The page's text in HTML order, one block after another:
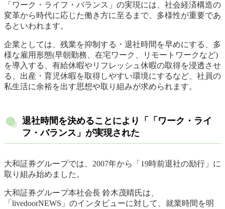
「ワーク・ライフ・バランス」の実現には、社会経済構造の
変革から時代に応じた働き方に至るまで、多様性が重要であ
るといわれます。
企業としては、残業を抑制する・退社時間を早めにする、多
様な雇用形態(早朝勤務、在宅ワーク、リモートワークなど)
を導入する、有給休暇やリフレッシュ休暇の取得を浸透させ
る、出産・育児休暇を取得しやすい環境にするなど、社員の
私生活に余裕を出す思想や取り組みが求められます。
退社時間を決めることにより「「ワーク・ライ
フ・バランス」が実現された
大和証券グループでは、2007年から「19時前退社の励行」に
取り組み始めました。
大和証券グループ本社会長 鈴木茂晴氏は、
「livedoorNEWS」のインタビューに対して、就業時間を明